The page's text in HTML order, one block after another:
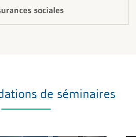
sociales
de séminaires